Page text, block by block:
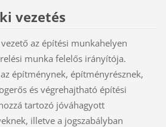
vezetés
az építési munkahelyen
munka felelős irányítója.
építménynek, építményrésznek,
és végrehajtható építési
tartozó jóváhagyott
illetve a jogszabályban